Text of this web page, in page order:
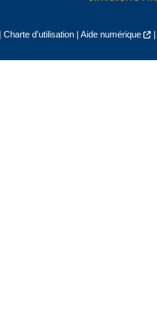
Charte d'utilisation| Aide numérique |